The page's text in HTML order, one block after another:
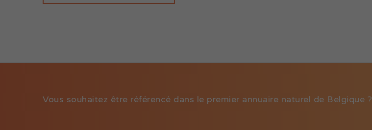
Vous souhaitez être référencé dans le premier annuaire naturel de Belgique ?